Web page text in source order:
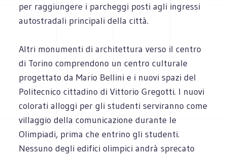
per raggiungere i parcheggi posti agli ingressi
autostradali principali della città.
Altri monumenti di architettura verso il centro
di Torino comprendono un centro culturale
progettato da Mario Bellini e i nuovi spazi del
Politecnico cittadino di Vittorio Gregotti. I nuovi
colorati alloggi per gli studenti serviranno come
villaggio della comunicazione durante le
Olimpiadi, prima che entrino gli studenti.
Nessuno degli edifici olimpici andrà sprecato